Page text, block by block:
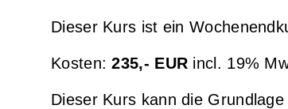
Dieser Kurs ist ein
Kosten:235,- EUR incl. 19%
Dieser Kurs kann die